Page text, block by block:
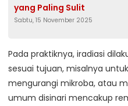
yang Paling Sulit
Sabtu, 15 November 2025
Pada praktiknya, iradiasi
sesuai tujuan, misalnya
mengurangi mikroba, atau
umum disinari mencakup